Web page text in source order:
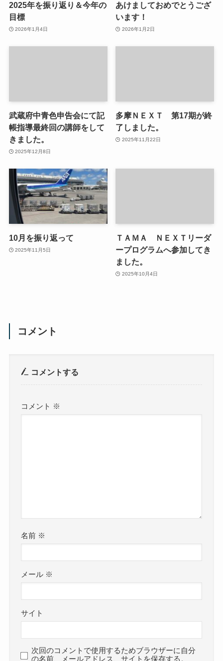
2025年を振り返り＆今年の
目標
2026年1月4日
あけましておめでとうござ
います！
2026年1月2日
武蔵府中青色申告会にて記
帳指導最終回の講師をして
きました。
2025年12月8日
多摩ＮＥＸＴ 第17期が終
了しました。
2025年11月22日
10月を振り返って
2025年11月5日
ＴＡＭＡ ＮＥＸＴリーダ
ープログラムへ参加してき
ました。
2025年10月4日
コメント
コメントする
コメント ※
名前 ※
メール ※
サイト
次回のコメントで使用するためブラウザーに自分
の名前、メールアドレス、サイトを保存する。